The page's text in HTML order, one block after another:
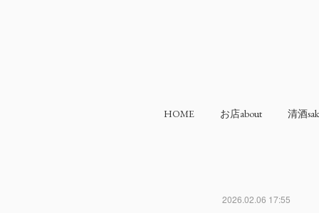
HOME お店about 清酒
2026.02.06 17:55